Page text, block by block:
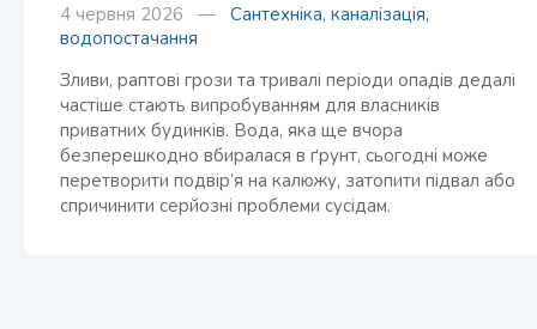
4 червня 2026 — Сантехніка, каналізація,
водопостачання
Зливи, раптові грози та тривалі періоди опадів дедалі
частіше стають випробуванням для власників
приватних будинків. Вода, яка ще вчора
безперешкодно вбиралася в ґрунт, сьогодні може
перетворити подвір’я на калюжу, затопити підвал або
спричинити серйозні проблеми сусідам.